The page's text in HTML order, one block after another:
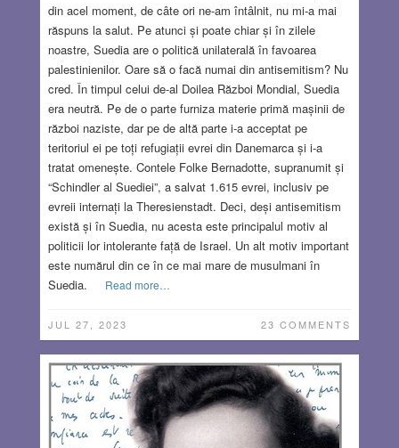
din acel moment, de câte ori ne-am întâlnit, nu mi-a mai
răspuns la salut. Pe atunci și poate chiar și în zilele
noastre, Suedia are o politică unilaterală în favoarea
palestinienilor. Oare să o facă numai din antisemitism? Nu
cred. În timpul celui de-al Doilea Război Mondial, Suedia
era neutră. Pe de o parte furniza materie primă mașinii de
război naziste, dar pe de altă parte i-a acceptat pe
teritoriul ei pe toți refugiații evrei din Danemarca și i-a
tratat omenește. Contele Folke Bernadotte, supranumit și
“Schindler al Suediei”, a salvat 1.615 evrei, inclusiv pe
evreii internați la Theresienstadt. Deci, deși antisemitism
există și în Suedia, nu acesta este principalul motiv al
politicii lor intolerante față de Israel. Un alt motiv important
este numărul din ce în ce mai mare de musulmani în
Suedia.
Read more…
JUL 27, 2023 23 COMMENTS